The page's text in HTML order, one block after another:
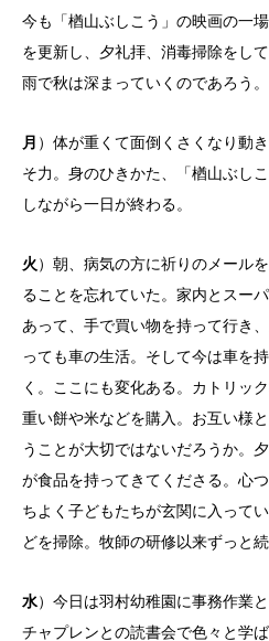
今も「楢山ぶしこう」の映画の一
を更新し、夕礼拝、消毒掃除をし
雨で秋は深まっていくのであろう。
月 ）体が重くて面倒くさくなり動
そ力。身のひきかた、「楢山ぶし
しながら一日が終わる。
火）朝、病気の方に祈りのメール
ることを忘れていた。家内とスー
あって、手で買い物を持って行き
っても車の生活。そして今は車を
く。ここにも変化ある。カトリッ
重い餅や米などを購入。お互い様
うことが大切ではないだろうか。
が食品を持ってきてくださる。心
ちよく子どもたちが玄関に入って
どを掃除。牧師の研修以来ずっと続
水）今日は羽村幼稚園に事務作業
チャプレンとの読書会で色々と学